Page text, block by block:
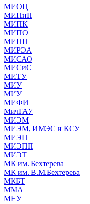
МИОЦ
МИПиП
МИПК
МИПО
МИПП
МИРЭА
МИСАО
МИСиС
МИТУ
МИУ
МИУ
МИФИ
МичГАУ
МИЭМ
МИЭМ, ИМЭС и КСУ
МИЭП
МИЭПП
МИЭТ
МК им. Бехтерева
МК им. В.М.Бехтерева
МКБТ
ММА
МНУ